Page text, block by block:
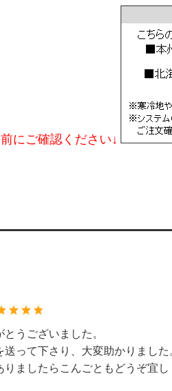
にご確認ください↓
うございました。
送って下さり、大変助かりました
りましたらこんごともどうぞ宜し